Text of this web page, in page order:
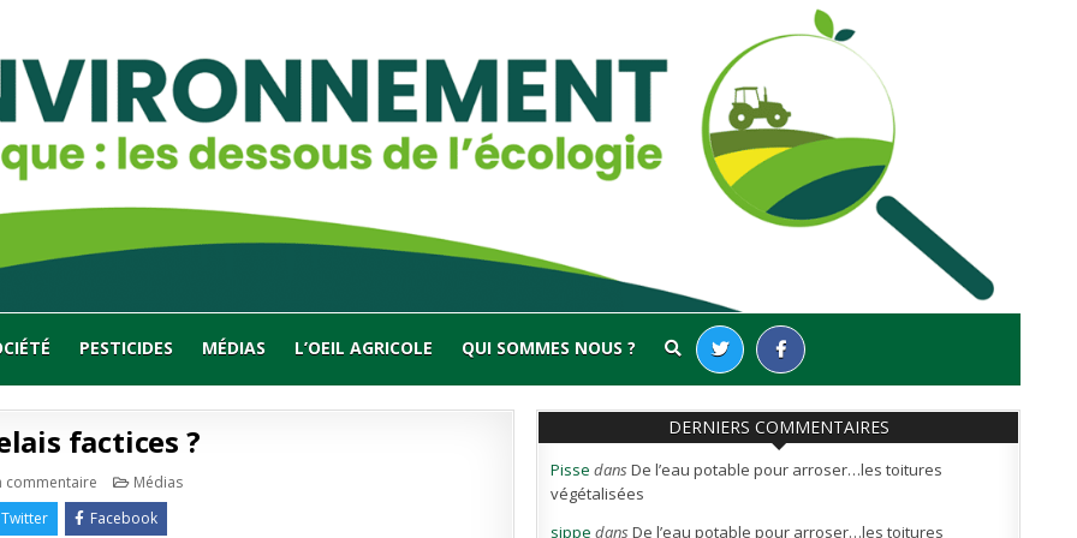
PESTICIDES MÉDIAS L’OEIL AGRICOLE QUI SOMMES NOUS ?
factices ?
commentaire sur
relais
factices
Publié
Médias
Twitter Facebook
DERNIERS COMMENTAIRES
Pisse dansDe l’eau potable pour arroser…les toitures
végétalisées
sippe dansDe l’eau potable pour arroser…les toitures